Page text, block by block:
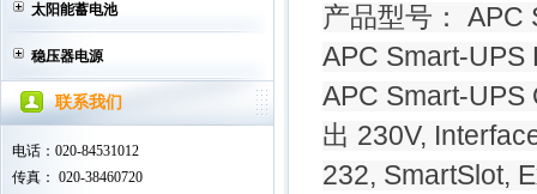
太阳能蓄电池
稳压器电源
联系我们
电话：020-84531012
传真： 020-38460720
产品型号： APC
APC Smart-
APC Smart-UPS
出 230V,
232, SmartSlot,